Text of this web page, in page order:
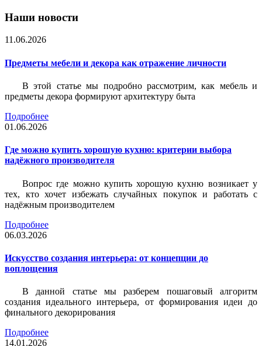
Наши новости
11.06.2026
Предметы мебели и декора как отражение личности
В этой статье мы подробно рассмотрим, как мебель и
предметы декора формируют архитектуру быта
Подробнее
01.06.2026
Где можно купить хорошую кухню: критерии выбора
надёжного производителя
Вопрос где можно купить хорошую кухню возникает у
тех, кто хочет избежать случайных покупок и работать с
надёжным производителем
Подробнее
06.03.2026
Искусство создания интерьера: от концепции до
воплощения
В данной статье мы разберем пошаговый алгоритм
создания идеального интерьера, от формирования идеи до
финального декорирования
Подробнее
14.01.2026